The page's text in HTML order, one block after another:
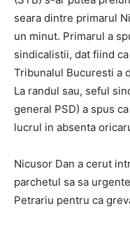
seara dintre primarul
un minut. Primarul a
sindicalistii, dat fiind
Tribunalul Bucuresti a
La randul sau, seful
general PSD) a spus
lucrul in absenta
Nicusor Dan a cerut
parchetul sa sa
Petrariu pentru ca